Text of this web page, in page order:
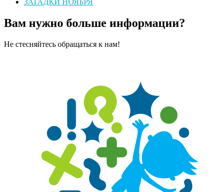
Вам нужно больше информации?
Не стесняйтесь обращаться к нам!